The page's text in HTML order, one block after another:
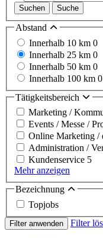
Suchen Suche
Abstand
Innerhalb 10 km 0
Innerhalb 25 km 0
Innerhalb 50 km 0
Innerhalb 100 km 0
Tätigkeitsbereich
Marketing /
Events / Messe /
Online Marketing /
Administration /
Kundenservice 5
Mehr anzeigen
Bezeichnung
Topjobs
Filter anwenden Filter